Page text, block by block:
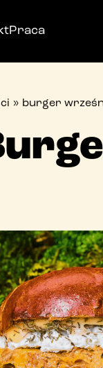
Praca
» burger